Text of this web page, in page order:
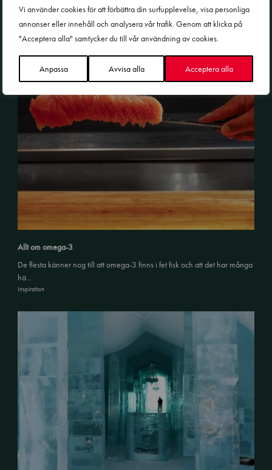
Vi använder cookies för att förbättra din surfupplevelse, visa personliga
annonser eller innehåll och analysera vår trafik. Genom att klicka på
"Acceptera alla" samtycker du till vår användning av cookies.
Anpassa Avvisa alla Acceptera alla
om wasabins ...
Inspiration
Allt om omega-3
De flesta känner nog till att omega-3 finns i fet fisk och att det har många
hä...
Inspiration